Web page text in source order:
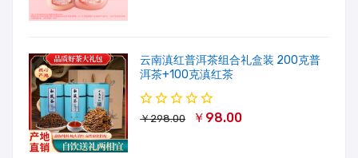
云南滇红普洱茶组合礼盒装 200克普
洱茶+100克滇红茶
￥298.00 ￥98.00